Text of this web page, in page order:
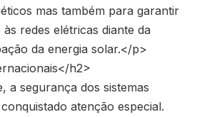
mas também para garantir
às redes elétricas diante da
da energia solar.</p>
h2>
a segurança dos sistemas
atenção especial.